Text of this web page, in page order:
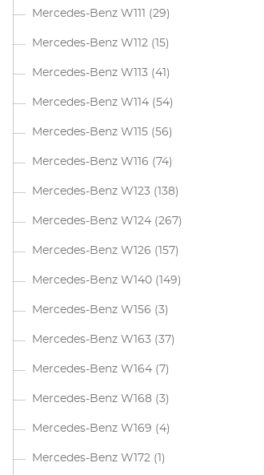
Mercedes-Benz W111 (29)
Mercedes-Benz W112 (15)
Mercedes-Benz W113 (41)
Mercedes-Benz W114 (54)
Mercedes-Benz W115 (56)
Mercedes-Benz W116 (74)
Mercedes-Benz W123 (138)
Mercedes-Benz W124 (267)
Mercedes-Benz W126 (157)
Mercedes-Benz W140 (149)
Mercedes-Benz W156 (3)
Mercedes-Benz W163 (37)
Mercedes-Benz W164 (7)
Mercedes-Benz W168 (3)
Mercedes-Benz W169 (4)
Mercedes-Benz W172 (1)